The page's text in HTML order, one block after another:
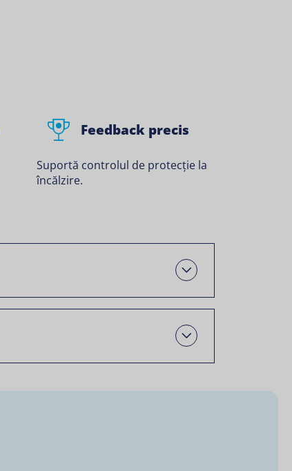
Feedback precis
Suportă controlul de protecție la
încălzire.
Deschis
Open